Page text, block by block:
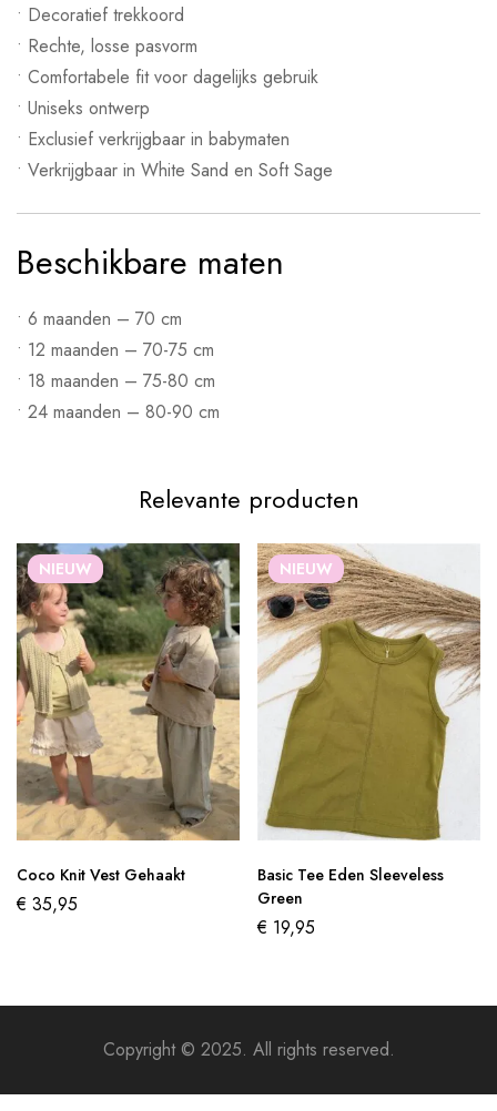
• Decoratief trekkoord
• Rechte, losse pasvorm
• Comfortabele fit voor dagelijks gebruik
• Uniseks ontwerp
• Exclusief verkrijgbaar in babymaten
• Verkrijgbaar in White Sand en Soft Sage
Beschikbare maten
• 6 maanden – 70 cm
• 12 maanden – 70-75 cm
• 18 maanden – 75-80 cm
• 24 maanden – 80-90 cm
Relevante producten
NIEUW
Coco Knit Vest Gehaakt
€ 35,95
NIEUW
Basic Tee Eden Sleeveless
Green
€ 19,95
Copyright © 2025. All rights reserved.